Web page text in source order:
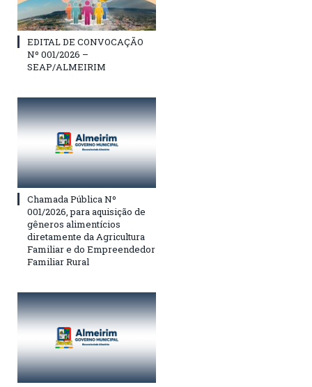
EDITAL DE CONVOCAÇÃO
Nº 001/2026 –
SEAP/ALMEIRIM
Chamada Pública Nº
001/2026, para aquisição de
gêneros alimentícios
diretamente da Agricultura
Familiar e do Empreendedor
Familiar Rural